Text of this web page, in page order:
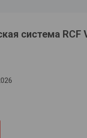
система RCF